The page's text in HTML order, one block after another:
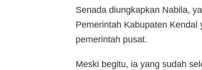
Senada diungkapkan Nabila,
Pemerintah Kabupaten
pemerintah pusat.
Meski begitu, ia yang sudah